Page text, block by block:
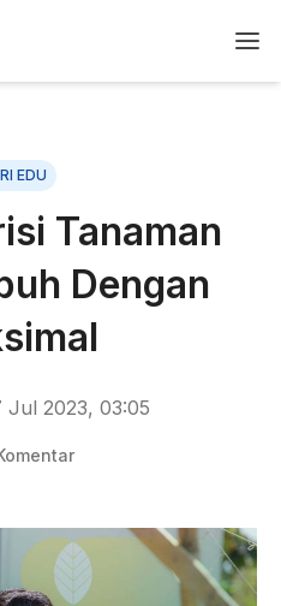
EDU
Tanaman
Dengan
Jul 2023, 03:05